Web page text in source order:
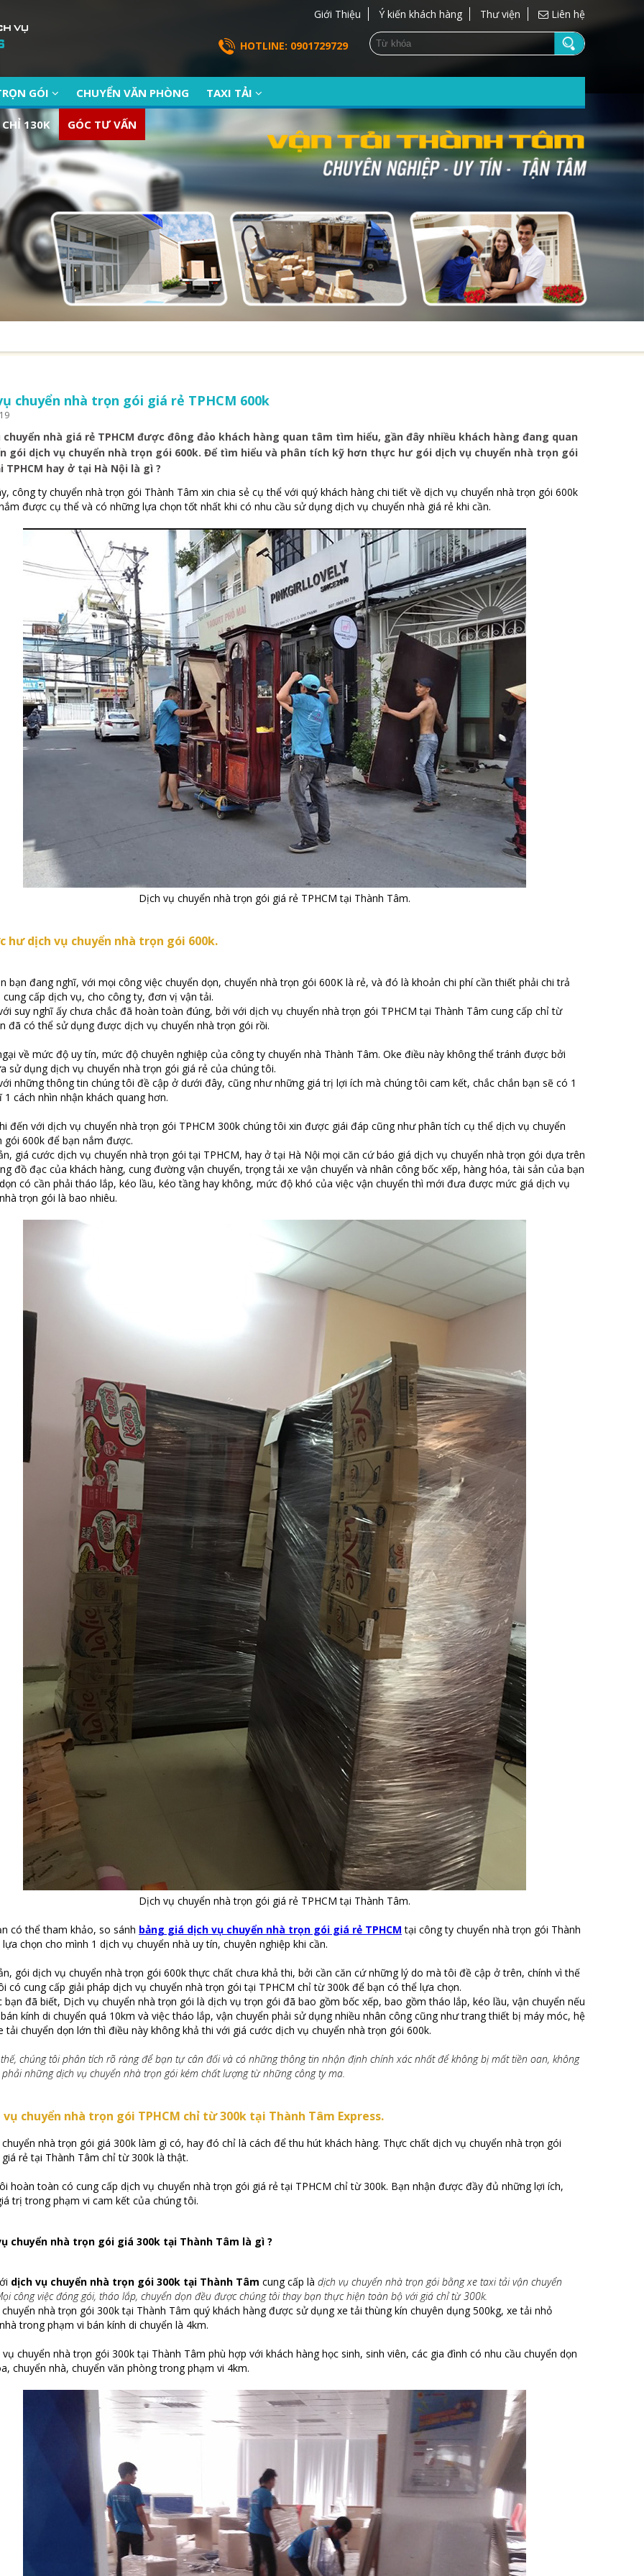
Giới Thiệu Ý kiến khách hàng Thư viện Liên hệ
HOTLINE: 0901729729
GÓI CHUYỂN VĂN PHÒNG TAXI TẢI
CHỈ 130K GÓC TƯ VẤN
chuyển nhà trọn gói giá rẻ TPHCM 600k
chuyển nhà giá rẻ TPHCM được đông đảo khách hàng quan tâm tìm hiểu, gần đây nhiều khách hàng đang quan
gói dịch vụ chuyển nhà trọn gói 600k. Để tìm hiểu và phân tích kỹ hơn thực hư gói dịch vụ chuyển nhà trọn gói
TPHCM hay ở tại Hà Nội là gì ?
công ty chuyển nhà trọn gói Thành Tâm xin chia sẻ cụ thể với quý khách hàng chi tiết về dịch vụ chuyển nhà trọn gói 600k
được cụ thể và có những lựa chọn tốt nhất khi có nhu cầu sử dụng dịch vụ chuyển nhà giá rẻ khi cần.
Dịch vụ chuyển nhà trọn gói giá rẻ TPHCM tại Thành Tâm.
hư dịch vụ chuyển nhà trọn gói 600k.
bạn đang nghĩ, với mọi công việc chuyển dọn, chuyển nhà trọn gói 600K là rẻ, và đó là khoản chi phí cần thiết phải chi trả
cung cấp dịch vụ, cho công ty, đơn vị vận tải.
suy nghĩ ấy chưa chắc đã hoàn toàn đúng, bởi với dịch vụ chuyển nhà trọn gói TPHCM tại Thành Tâm cung cấp chỉ từ
đã có thể sử dụng được dịch vụ chuyển nhà trọn gói rồi.
về mức độ uy tín, mức độ chuyên nghiệp của công ty chuyển nhà Thành Tâm. Oke điều này không thể tránh được bởi
sử dụng dịch vụ chuyển nhà trọn gói giá rẻ của chúng tôi.
những thông tin chúng tôi đề cập ở dưới đây, cũng như những giá trị lợi ích mà chúng tôi cam kết, chắc chắn bạn sẽ có 1
1 cách nhìn nhận khách quang hơn.
đến với dịch vụ chuyển nhà trọn gói TPHCM 300k chúng tôi xin được giái đáp cũng như phân tích cụ thể dịch vụ chuyển
gói 600k để bạn nắm được.
giá cước dịch vụ chuyển nhà trọn gói tại TPHCM, hay ở tại Hà Nội mọi căn cứ báo giá dịch vụ chuyển nhà trọn gói dựa trên
đồ đạc của khách hàng, cung đường vận chuyển, trọng tải xe vận chuyển và nhân công bốc xếp, hàng hóa, tài sản của bạn
có cần phải tháo lắp, kéo lầu, kéo tầng hay không, mức độ khó của việc vận chuyển thì mới đưa được mức giá dịch vụ
trọn gói là bao nhiêu.
Dịch vụ chuyển nhà trọn gói giá rẻ TPHCM tại Thành Tâm.
có thể tham khảo, so sánh bảng giá dịch vụ chuyển nhà trọn gói giá rẻ TPHCM tại công ty chuyển nhà trọn gói Thành
chọn cho mình 1 dịch vụ chuyển nhà uy tín, chuyên nghiệp khi cần.
gói dịch vụ chuyển nhà trọn gói 600k thực chất chưa khả thi, bởi cần căn cứ những lý do mà tôi đề cập ở trên, chính vì thế
có cung cấp giải pháp dịch vụ chuyển nhà trọn gói tại TPHCM chỉ từ 300k để bạn có thể lựa chọn.
bạn đã biết, Dịch vụ chuyển nhà trọn gói là dịch vụ trọn gói đã bao gồm bốc xếp, bao gồm tháo lắp, kéo lầu, vận chuyển nếu
kính di chuyển quá 10km và việc tháo lắp, vận chuyển phải sử dụng nhiều nhân công cũng như trang thiết bị máy móc, hệ
tải chuyển dọn lớn thì điều này không khả thi với giá cước dịch vụ chuyển nhà trọn gói 600k.
thế, chúng tôi phân tích rõ ràng để bạn tự cân đối và có những thông tin nhận định chính xác nhất để không bị mất tiền oan, không
những dịch vụ chuyển nhà trọn gói kém chất lượng từ những công ty ma.
vụ chuyển nhà trọn gói TPHCM chỉ từ 300k tại Thành Tâm Express.
nhà trọn gói giá 300k làm gì có, hay đó chỉ là cách để thu hút khách hàng. Thực chất dịch vụ chuyển nhà trọn gói
giá rẻ tại Thành Tâm chỉ từ 300k là thật.
hoàn toàn có cung cấp dịch vụ chuyển nhà trọn gói giá rẻ tại TPHCM chỉ từ 300k. Bạn nhận được đầy đủ những lợi ích,
trị trong phạm vi cam kết của chúng tôi.
chuyển nhà trọn gói giá 300k tại Thành Tâm là gì ?
dịch vụ chuyển nhà trọn gói 300k tại Thành Tâm cung cấp là dịch vụ chuyển nhà trọn gói bằng xe taxi tải vận chuyển
công việc đóng gói, tháo lắp, chuyển dọn đều được chúng tôi thay bạn thực hiện toàn bộ với giá chỉ từ 300k.
nhà trọn gói 300k tại Thành Tâm quý khách hàng được sử dụng xe tải thùng kín chuyên dụng 500kg, xe tải nhỏ
trong phạm vi bán kính di chuyển là 4km.
vụ chuyển nhà trọn gói 300k tại Thành Tâm phù hợp với khách hàng học sinh, sinh viên, các gia đình có nhu cầu chuyển dọn
chuyển nhà, chuyển văn phòng trong phạm vi 4km.